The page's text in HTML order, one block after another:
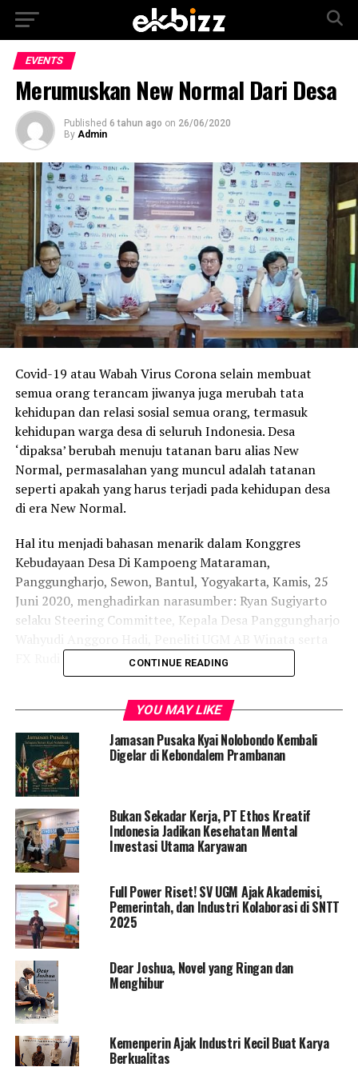
EVENTS
Merumuskan New Normal Dari Desa
Published 6 tahun ago on 26/06/2020
By Admin
Covid-19 atau Wabah Virus Corona selain membuat
semua orang terancam jiwanya juga merubah tata
kehidupan dan relasi sosial semua orang, termasuk
kehidupan warga desa di seluruh Indonesia. Desa
‘dipaksa’ berubah menuju tatanan baru alias New
Normal, permasalahan yang muncul adalah tatanan
seperti apakah yang harus terjadi pada kehidupan desa
di era New Normal.
Hal itu menjadi bahasan menarik dalam Konggres
Kebudayaan Desa Di Kampoeng Mataraman,
Panggungharjo, Sewon, Bantul, Yogyakarta, Kamis, 25
Juni 2020, menghadirkan narasumber: Ryan Sugiyarto
selaku Steering Committee, Kepala Desa Panggungharjo
FX Rudi Gunawan, Budayawan dan Penulis.
Ryan Sugiarto menyatakan, perubahan yang saat ini
terjadi pada seluruh aspek kehidupan sosial masyarakat
akibat Pandemi Covid-19 jelas butuh respon yang
sistematis dan terstruktur sehingga tidak latah
memaknai istilah New Normal. “Inilah urgensi dari
Konggres Kebudayaan Desa yakni mendorong dan
menyusun tatanan arah Indonesia Baru dari Desa,”
ujarnya.
KKD berlangsung 1-10 Juli 2020, membahas 20 tema
mewakili berbagai tema kehidupan yang saat ini
mengalami perubahan akibat wabah Covid-19. Tema-
tema tersebut dibedah dalam bentuk Webinar atau
Seminar Online dengan mengundang 90 narasumber
dari berbagai kalangan seperti akademisi, birokrat, tokoh
muda, pegiat desa dan seniman.
Para narasumber itu membedah berbagai tema dengan
berbasis pada riset yang telah digelar Panitia KKD. Riset
dilakukan melalui Kuesioner Online terhadap 10 ribu
CONTINUE READING
YOU MAY LIKE
Jamasan Pusaka Kyai Nolobondo Kembali
Digelar di Kebondalem Prambanan
Bukan Sekadar Kerja, PT Ethos Kreatif
Indonesia Jadikan Kesehatan Mental
Investasi Utama Karyawan
Full Power Riset! SV UGM Ajak Akademisi,
Pemerintah, dan Industri Kolaborasi di SNTT
2025
Dear Joshua, Novel yang Ringan dan
Menghibur
Kemenperin Ajak Industri Kecil Buat Karya
Berkualitas